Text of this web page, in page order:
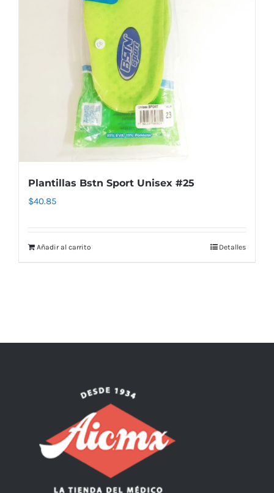
Plantillas Bstn Sport Unisex #25
$40.85
Añadir al carrito Detalles